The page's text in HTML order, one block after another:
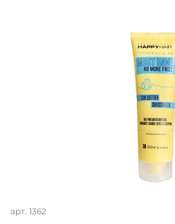
арт. 1362